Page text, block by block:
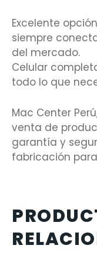
Excelente
siempre
del mercado.
Celular
todo lo que
Mac Center
venta de
garantía y
fabricación